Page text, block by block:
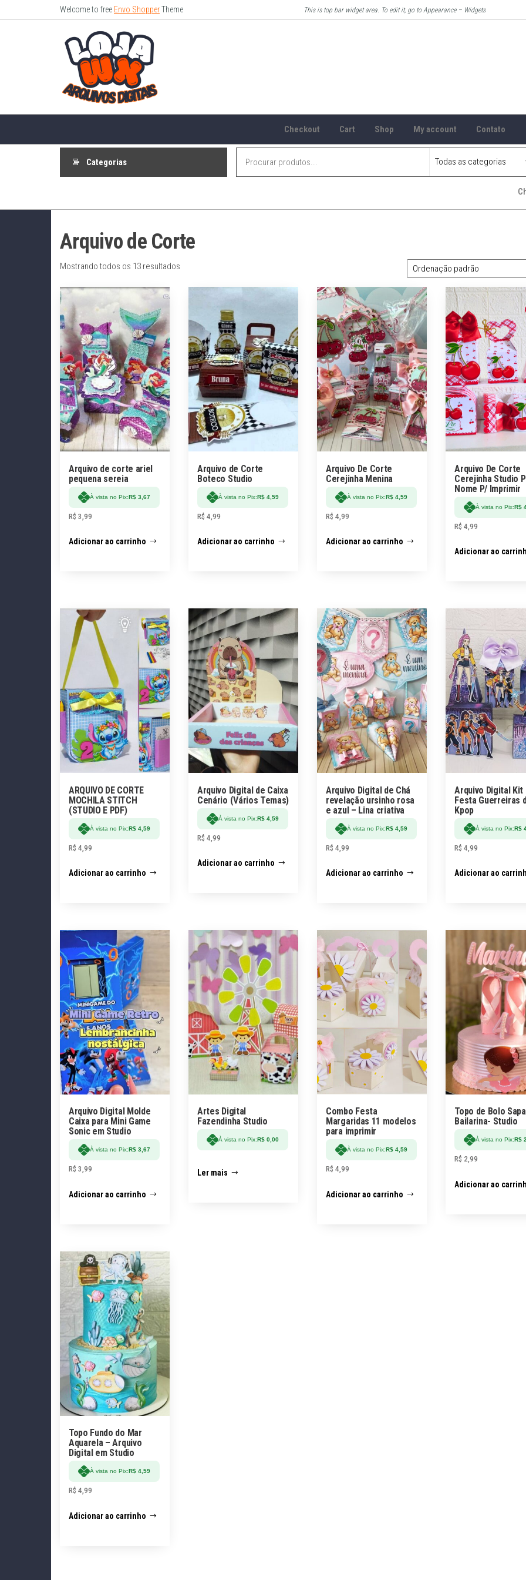
Welcome to free Envo ShopperTheme This is top bar widget area. To edit it, go to Appearance – Widgets
Checkout Cart Shop My account Contato
Categorias
Arquivo de Corte
Mostrando todos os 13 resultados
Arquivo de corte ariel
pequena sereia
À vista no Pix:R$ 3,67
R$ 3,99
Adicionar ao carrinho
Arquivo de Corte
Boteco Studio
À vista no Pix:R$ 4,59
R$ 4,99
Adicionar ao carrinho
Arquivo De Corte
Cerejinha Menina
À vista no Pix:R$ 4,59
R$ 4,99
Adicionar ao carrinho
Arquivo De Corte
Cerejinha Studio
Nome P/ Imprimir
À vista no Pix:R$
R$ 4,99
Adicionar ao
ARQUIVO DE CORTE
MOCHILA STITCH
(STUDIO E PDF)
À vista no Pix:R$ 4,59
R$ 4,99
Adicionar ao carrinho
Arquivo Digital de Caixa
Cenário (Vários Temas)
À vista no Pix:R$ 4,59
R$ 4,99
Adicionar ao carrinho
Arquivo Digital de Chá
revelação ursinho rosa
e azul – Lina criativa
À vista no Pix:R$ 4,59
R$ 4,99
Adicionar ao carrinho
Arquivo Digital Kit
Festa Guerreiras
Kpop
À vista no Pix:R$
R$ 4,99
Adicionar ao
Arquivo Digital Molde
Caixa para Mini Game
Sonic em Studio
À vista no Pix: R$ 3,67
R$ 3,99
Adicionar ao carrinho
Artes Digital
Fazendinha Studio
À vista no Pix: R$ 0,00
Ler mais
Combo Festa
Margaridas 11 modelos
para imprimir
À vista no Pix: R$ 4,59
R$ 4,99
Adicionar ao carrinho
Topo de Bolo
Bailarina- Studio
À vista no Pix: R$
R$ 2,99
Adicionar ao
Topo Fundo do Mar
Aquarela – Arquivo
Digital em Studio
À vista no Pix: R$ 4,59
R$ 4,99
Adicionar ao carrinho